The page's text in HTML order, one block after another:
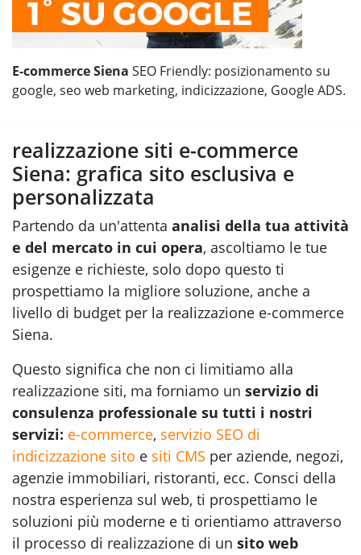
E-commerce Siena SEO Friendly: posizionamento su
google, seo web marketing, indicizzazione, Google ADS.
realizzazione siti e-commerce
Siena: grafica sito esclusiva e
personalizzata
Partendo da un'attenta analisi della tua attività
e del mercato in cui opera, ascoltiamo le tue
esigenze e richieste, solo dopo questo ti
prospettiamo la migliore soluzione, anche a
livello di budget per la realizzazione e-commerce
Siena.
Questo significa che non ci limitiamo alla
realizzazione siti, ma forniamo un servizio di
consulenza professionale su tutti i nostri
servizi: e-commerce, servizio SEO di
indicizzazione sito e siti CMS per aziende, negozi,
agenzie immobiliari, ristoranti, ecc. Consci della
nostra esperienza sul web, ti prospettiamo le
soluzioni più moderne e ti orientiamo attraverso
il processo di realizzazione di un sito web